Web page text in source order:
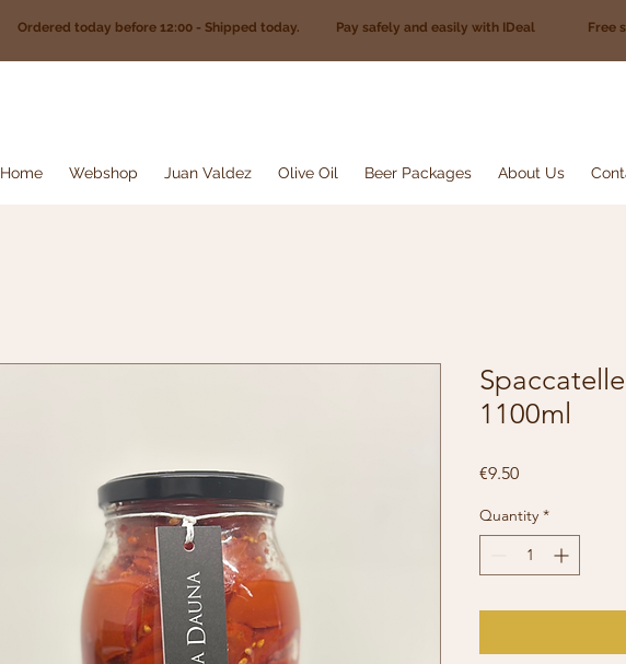
Ordered today before 12:00 - Shipped today. Pay safely and easily with IDeal Free
Home Webshop Juan Valdez Olive Oil Beer Packages About Us
1100ml
€9.50Price
Quantity *